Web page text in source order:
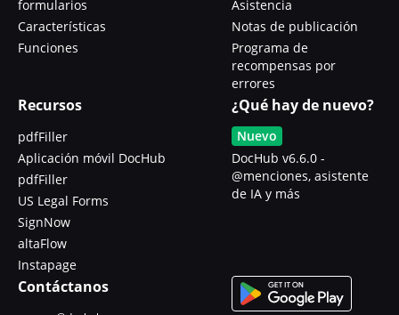
formularios
Características
Funciones
Asistencia
Notas de publicación
Programa de
recompensas por
errores
Recursos
pdfFiller
Aplicación móvil DocHub
pdfFiller
US Legal Forms
SignNow
altaFlow
Instapage
¿Qué hay de nuevo?
Nuevo
DocHub v6.6.0 -
@menciones, asistente
de IA y más
Contáctanos